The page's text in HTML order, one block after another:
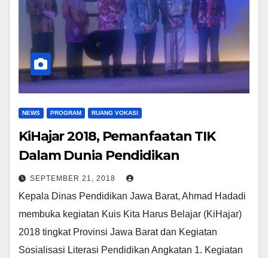
NEWS PROGRAM RUANG VOKASI
KiHajar 2018, Pemanfaatan TIK
Dalam Dunia Pendidikan
SEPTEMBER 21, 2018
Kepala Dinas Pendidikan Jawa Barat, Ahmad Hadadi
membuka kegiatan Kuis Kita Harus Belajar (KiHajar)
2018 tingkat Provinsi Jawa Barat dan Kegiatan
Sosialisasi Literasi Pendidikan Angkatan 1. Kegiatan